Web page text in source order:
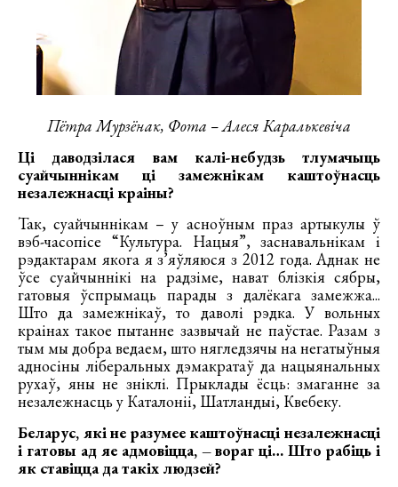
Пётра Мурзёнак, Фота – Алеся Каралькевіча
Ці даводзілася вам калі-небудзь тлумачыць
суайчыннікам ці замежнікам каштоўнасць
незалежнасці краіны?
Так, суайчыннікам – у асноўным праз артыкулы ў
вэб-часопісе “Культура. Нацыя”, заснавальнікам і
рэдактарам якога я з’яўляюся з 2012 года. Аднак не
ўсе суайчыннікі на радзіме, нават блізкія сябры,
гатовыя ўспрымаць парады з далёкага замежжа...
Што да замежнікаў, то даволі рэдка. У вольных
краінах такое пытанне зазвычай не паўстае. Разам з
тым мы добра ведаем, што нягледзячы на негатыўныя
адносіны ліберальных дэмакратаў да нацыянальных
рухаў, яны не зніклі. Прыклады ёсць: змаганне за
незалежнасць у Каталоніі, Шатландыі, Квебеку.
Беларус, які не разумее каштоўнасці незалежнасці
і гатовы ад яе адмовіцца, – вораг ці… Што рабіць і
як ставіцца да такіх людзей?